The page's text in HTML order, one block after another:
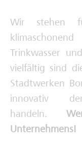
Interviews
Deine
Wir stehen
Trinkwasser
vielfältig sind
Stadtwerken
innovativ
handeln.
Unternehmens!